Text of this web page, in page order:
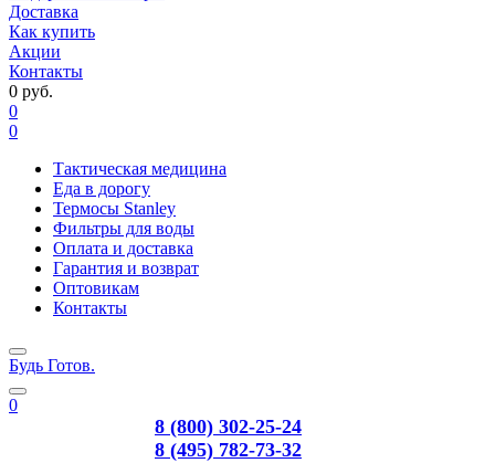
Доставка
Как купить
Акции
Контакты
0 руб.
0
0
Тактическая медицина
Еда в дорогу
Термосы Stanley
Фильтры для воды
Оплата и доставка
Гарантия и возврат
Оптовикам
Контакты
Будь Готов.
0
8 (800) 302-25-24
8 (495) 782-73-32